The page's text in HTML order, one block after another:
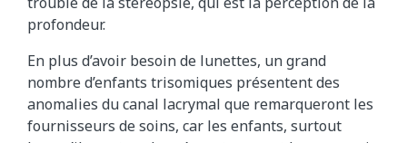
profondeur.
En plus d’avoir besoin de lunettes, un grand
nombre d’enfants trisomiques présentent des
anomalies du canal lacrymal que remarqueront les
fournisseurs de soins, car les enfants, surtout